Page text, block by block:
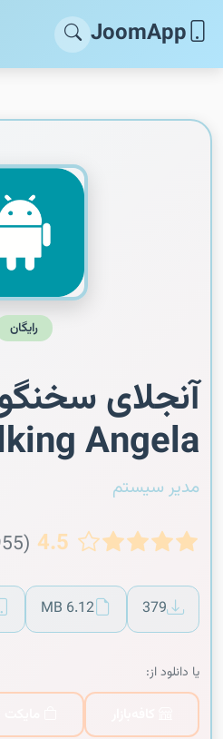
JoomApp
رایگان
Angela)
مدیر سیستم
4.5 (955 نظر)
379
6.12 MB
یا دانلود از: